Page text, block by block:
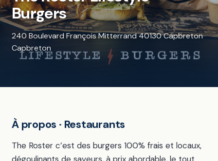
Burgers
240 Boulevard François Mitterrand 40130 Capbreton
Capbreton
À propos · Restaurants
The Roster c’est des burgers 100% frais et locaux,